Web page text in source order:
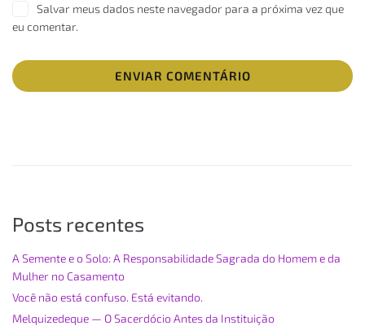
Salvar meus dados neste navegador para a próxima vez que
eu comentar.
Posts recentes
A Semente e o Solo: A Responsabilidade Sagrada do Homem e da
Mulher no Casamento
Você não está confuso. Está evitando.
Melquizedeque — O Sacerdócio Antes da Instituição